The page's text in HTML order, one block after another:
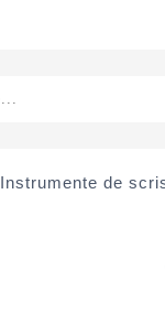
Instrumente de